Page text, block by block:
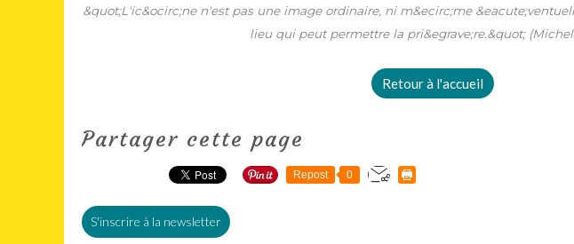
&quot;L'ic&ocirc;ne n'est pas une image ordinaire, ni m&ecirc;me
lieu qui peut permettre la pri&egrave;re.&quot; (Michel
Retour à l'accueil
Partager cette page
Repost 0
S'inscrire à la newsletter